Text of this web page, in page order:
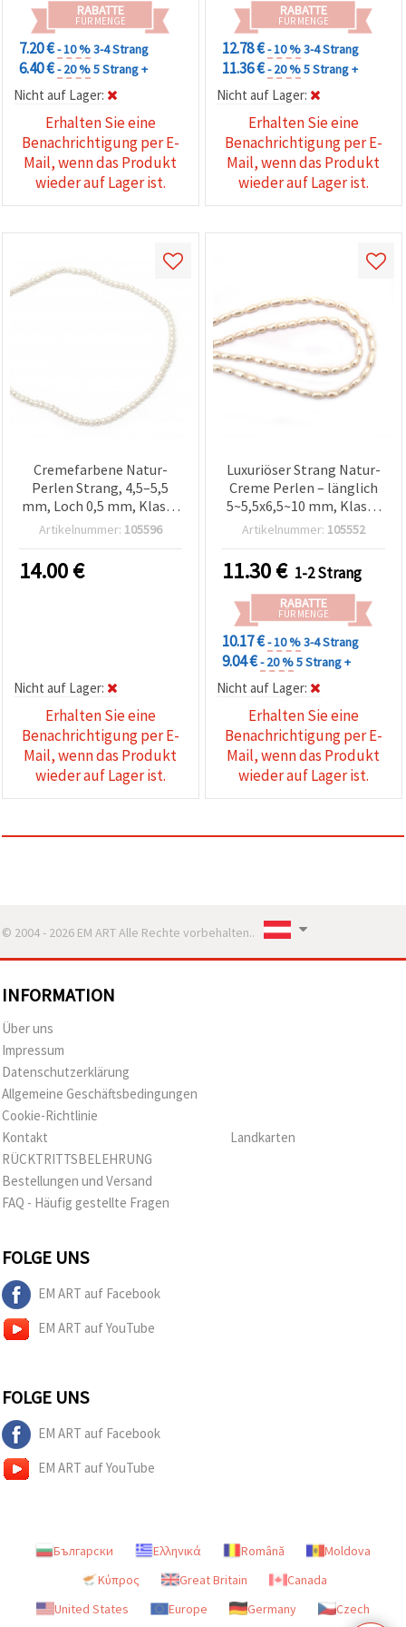
RABATTE
FÜR MENGE
7.20 €- 10 %3-4 Strang
6.40 €- 20 %5 Strang +
Nicht auf Lager:
Erhalten Sie eine
Benachrichtigung per E-
Mail, wenn das Produkt
wieder auf Lager ist.
RABATTE
FÜR MENGE
12.78 €- 10 %3-4 Strang
11.36 €- 20 %5 Strang +
Nicht auf Lager:
Erhalten Sie eine
Benachrichtigung per E-
Mail, wenn das Produkt
wieder auf Lager ist.
Cremefarbene Natur-
Perlen Strang, 4,5–5,5
mm, Loch 0,5 mm, Klasse
A – ca. 70–75 Stück,
Schmuckdesigns &
Schmuck basteln
Artikelnummer: 105596
14.00€
Nicht auf Lager:
Erhalten Sie eine
Benachrichtigung per E-
Mail, wenn das Produkt
wieder auf Lager ist.
Luxuriöser Strang Natur-
Creme Perlen – länglich
5~5,5x6,5~10 mm, Klasse
AA, ca. 52 Stück, ideal für
Schmuckherstellung,
Basteln & DIY
Artikelnummer: 105552
11.30€ 1-2 Strang
RABATTE
FÜR MENGE
10.17 €- 10 %3-4 Strang
9.04 €- 20 %5 Strang +
Nicht auf Lager:
Erhalten Sie eine
Benachrichtigung per E-
Mail, wenn das Produkt
wieder auf Lager ist.
© 2004 - 2026 EM ART Alle Rechte vorbehalten..
INFORMATION
Über uns
Impressum
Datenschutzerklärung
Allgemeine Geschäftsbedingungen
Cookie-Richtlinie
Kontakt
RÜCKTRITTSBELEHRUNG
Bestellungen und Versand
FAQ - Häufig gestellte Fragen
Landkarten
FOLGE UNS
EM ART auf Facebook
EM ART auf YouTube
FOLGE UNS
EM ART auf Facebook
EM ART auf YouTube
Български Ελληνικά Română
Moldova
Κύπρος
Great Britain
Canada
United States
Europe Germany Czech